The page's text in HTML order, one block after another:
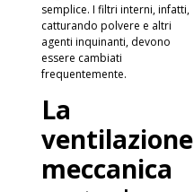
semplice. I filtri interni, infatti,
catturando polvere e altri
agenti inquinanti, devono
essere cambiati
frequentemente.
La
ventilazione
meccanica